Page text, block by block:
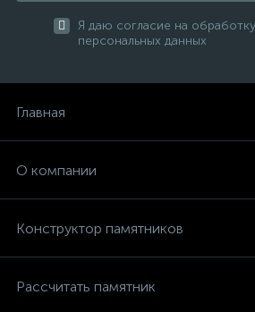
Я даю согласие на
персональных данных
Главная
О компании
Конструктор памятников
Рассчитать памятник